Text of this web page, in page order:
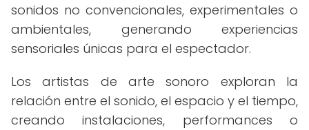
sonidos no convencionales, experimentales o
ambientales, generando experiencias
sensoriales únicas para el espectador.
Los artistas de arte sonoro exploran la
relación entre el sonido, el espacio y el tiempo,
creando instalaciones, performances o